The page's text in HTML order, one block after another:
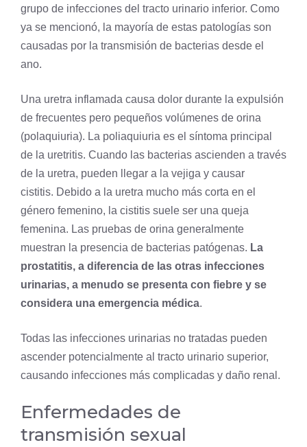
grupo de infecciones del tracto urinario inferior. Como
ya se mencionó, la mayoría de estas patologías son
causadas por la transmisión de bacterias desde el
ano.
Una uretra inflamada causa dolor durante la expulsión
de frecuentes pero pequeños volúmenes de orina
(polaquiuria). La poliaquiuria es el síntoma principal
de la uretritis. Cuando las bacterias ascienden a través
de la uretra, pueden llegar a la vejiga y causar
cistitis. Debido a la uretra mucho más corta en el
género femenino, la cistitis suele ser una queja
femenina. Las pruebas de orina generalmente
muestran la presencia de bacterias patógenas. La
prostatitis, a diferencia de las otras infecciones
urinarias, a menudo se presenta con fiebre y se
considera una emergencia médica.
Todas las infecciones urinarias no tratadas pueden
ascender potencialmente al tracto urinario superior,
causando infecciones más complicadas y daño renal.
Enfermedades de
transmisión sexual